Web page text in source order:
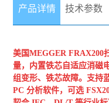
产品详情 技术参数
美国MEGGER FRAX200
量，内置铁芯自适应消磁
组变形、铁芯故障。支持
PC 分析软件，可选